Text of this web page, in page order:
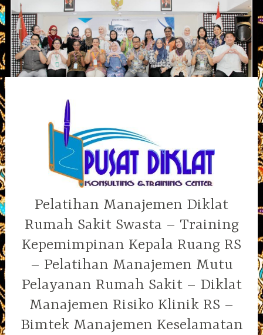
Skip
to
content
Pelatihan Manajemen Diklat
Rumah Sakit Swasta – Training
Kepemimpinan Kepala Ruang RS
– Pelatihan Manajemen Mutu
Pelayanan Rumah Sakit – Diklat
Manajemen Risiko Klinik RS –
Bimtek Manajemen Keselamatan